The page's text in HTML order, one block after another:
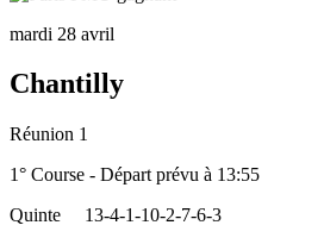
mardi 28 avril
Chantilly
Réunion 1
1° Course - Départ prévu à 13:55
Quinte
13-4-1-10-2-7-6-3